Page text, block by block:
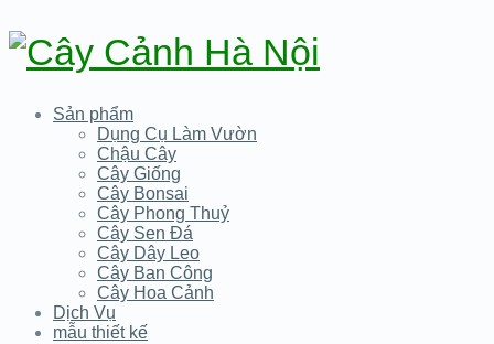
Sản phẩm
Dụng Cụ Làm Vườn
Chậu Cây
Cây Giống
Cây Bonsai
Cây Phong Thuỷ
Cây Sen Đá
Cây Dây Leo
Cây Ban Công
Cây Hoa Cảnh
Dịch Vụ
mẫu thiết kế